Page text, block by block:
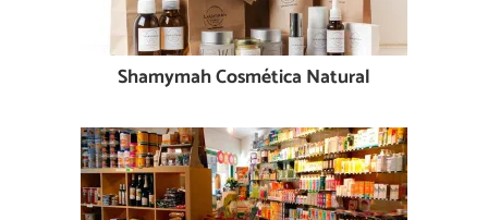
Shamymah Cosmética Natural